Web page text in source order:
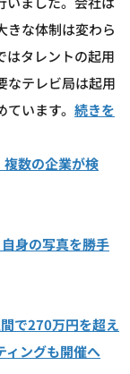
きな体制は変わら
はタレントの起用
なテレビ局は起用
います。 続きを
複数の企業が検
身の写真を勝手
で270万円を超え
ングも開催へ